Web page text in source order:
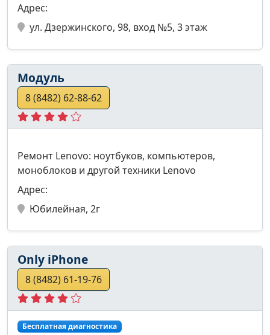
Адрес:
ул. Дзержинского, 98, вход №5, 3 этаж
Модуль
8 (8482) 62-88-62
Ремонт Lenovo: ноутбуков, компьютеров,
моноблоков и другой техники Lenovo
Адрес:
Юбилейная, 2г
Only iPhone
8 (8482) 61-19-76
Бесплатная диагностика